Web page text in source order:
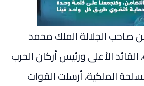
صاحب الجلالة الملك محمد
القائد الأعلى ورئيس أركان الحرب
الملكية، أرسلت القوات